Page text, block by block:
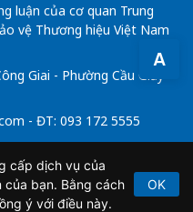
A
luận của cơ quan Trung
vệ Thương hiệu Việt Nam
Giai - Phường Cầu Giấy -
- ĐT: 093 172 5555
số 64/GP-BTTTT do Bộ
21/2/2020.
cấp dịch vụ của
của bạn. Bằng cách
ý với điều này.
OK